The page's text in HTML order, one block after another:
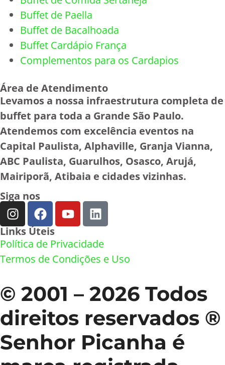
Buffet de Paella
Buffet de Bacalhoada
Buffet Cardápio França
Complementos para os Cardapios
Área de Atendimento
Levamos a nossa infraestrutura completa de
buffet para toda a Grande São Paulo.
Atendemos com excelência eventos na
Capital Paulista, Alphaville, Granja Vianna,
ABC Paulista, Guarulhos, Osasco, Arujá,
Mairiporã, Atibaia e cidades vizinhas.
Siga nos
Links Úteis
Política de Privacidade
Termos de Condições e Uso
© 2001 – 2026 Todos
direitos reservados ®
Senhor Picanha é